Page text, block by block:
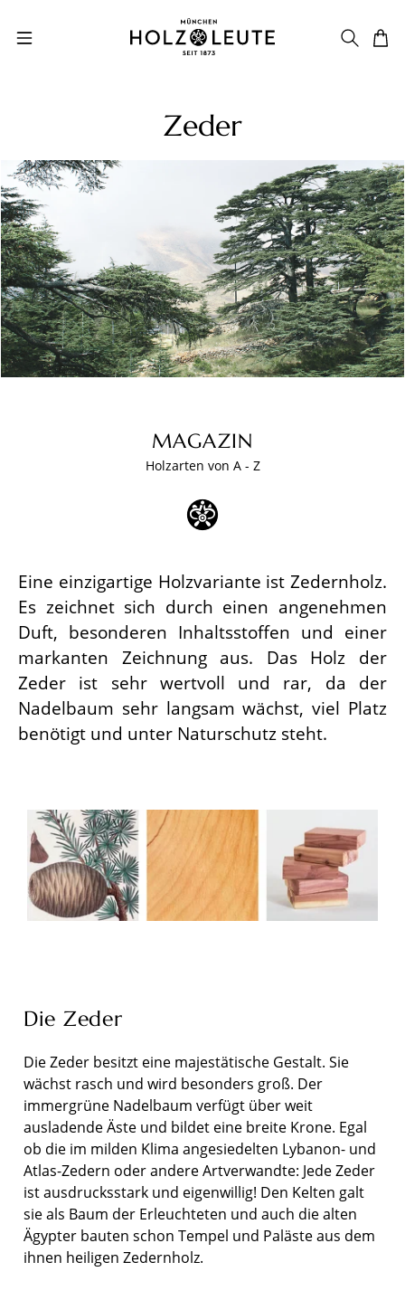
Zum Hauptinhalt springen
Zeder
MAGAZIN
Holzarten von A - Z
Eine einzigartige Holzvariante ist Zedernholz.
Es zeichnet sich durch einen angenehmen
Duft, besonderen Inhaltsstoffen und einer
markanten Zeichnung aus. Das Holz der
Zeder ist sehr wertvoll und rar, da der
Nadelbaum sehr langsam wächst, viel Platz
benötigt und unter Naturschutz steht.
Die Zeder
Die Zeder besitzt eine majestätische Gestalt. Sie
wächst rasch und wird besonders groß. Der
immergrüne Nadelbaum verfügt über weit
ausladende Äste und bildet eine breite Krone. Egal
ob die im milden Klima angesiedelten Lybanon- und
Atlas-Zedern oder andere Artverwandte: Jede Zeder
ist ausdrucksstark und eigenwillig! Den Kelten galt
sie als Baum der Erleuchteten und auch die alten
Ägypter bauten schon Tempel und Paläste aus dem
ihnen heiligen Zedernholz.